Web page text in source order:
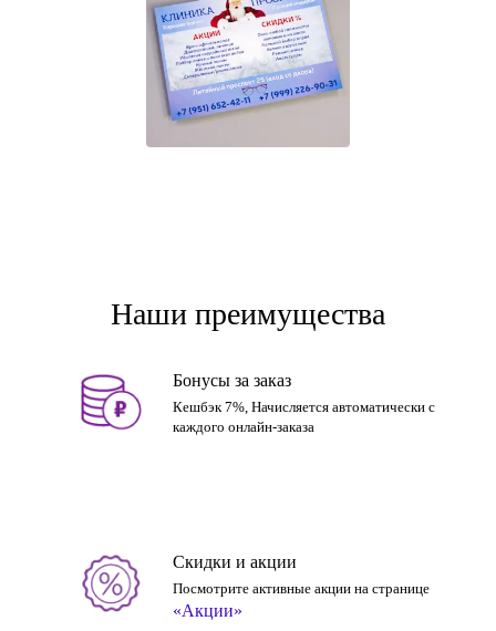
Наши преимущества
Бонусы за заказ
Кешбэк 7%, Начисляется автоматически с
каждого онлайн-заказа
Скидки и акции
Посмотрите активные акции на странице
«Акции»